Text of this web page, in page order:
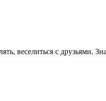
веселиться с друзьями.